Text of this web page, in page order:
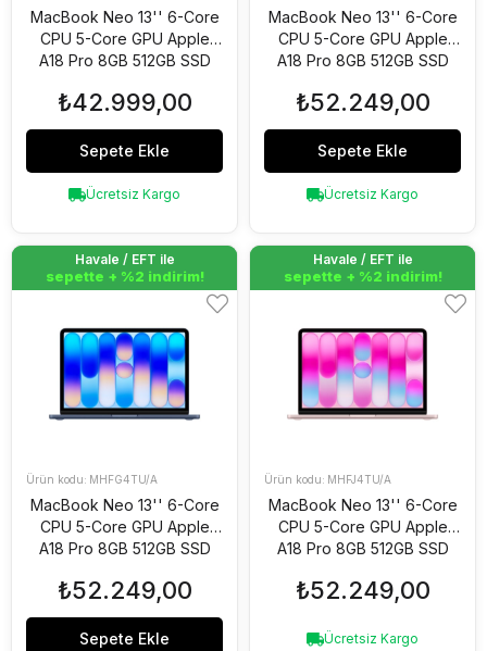
MacBook Neo 13'' 6-Core
CPU 5-Core GPU Apple
A18 Pro 8GB 512GB SSD
Keyboard Gümüş
MHFC4TU/A
₺42.999,00
Sepete Ekle
Ücretsiz Kargo
MacBook Neo 13'' 6-Core
CPU 5-Core GPU Apple
A18 Pro 8GB 512GB SSD
Keyboard Puslu Sarı
MHFE4TU/A
₺52.249,00
Sepete Ekle
Ücretsiz Kargo
Havale / EFT ile
sepette + %2 indirim!
Havale / EFT ile
sepette + %2 indirim!
MHFG4TU/A
MacBook Neo 13'' 6-Core
CPU 5-Core GPU Apple
A18 Pro 8GB 512GB SSD
Keyboard Indigo
MHFG4TU/A
₺52.249,00
Sepete Ekle
Havale / EFT ile
sepette + %2 indirim!
Havale / EFT ile
sepette + %2 indirim!
MHFJ4TU/A
MacBook Neo 13'' 6-Core
CPU 5-Core GPU Apple
A18 Pro 8GB 512GB SSD
Keyboard Pastel Pembe
₺52.249,00
Ücretsiz Kargo